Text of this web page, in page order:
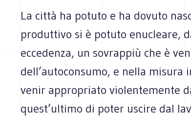
La città ha potuto e ha dovuto
produttivo si è potuto enucleare,
eccedenza, un sovrappiù che è
dell’autoconsumo, e nella misura
venir appropriato violentemente
quest’ultimo di poter uscire dal